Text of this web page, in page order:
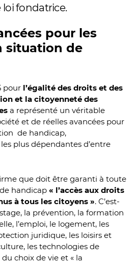
loi fondatrice.
pour les
situation de
pour l’égalité des droits et des
et la citoyenneté des
a représenté un véritable
et de réelles avancées pour
de handicap,
plus dépendantes d’entre
que doit être garanti à toute
handicap « l’accès aux droits
à tous les citoyens ». C’est-
la prévention, la formation
l’emploi, le logement, les
juridique, les loisirs et
les technologies de
choix de vie et « la